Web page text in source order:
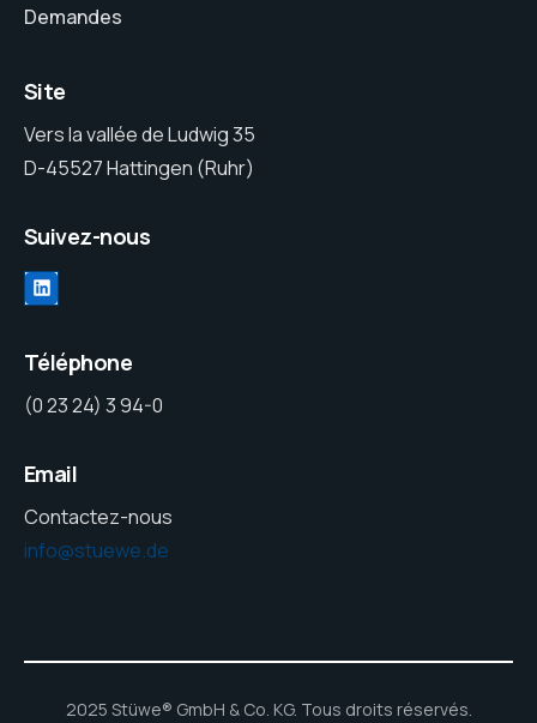
Demandes
Site
Vers la vallée de Ludwig 35
D-45527 Hattingen (Ruhr)
Suivez-nous
Téléphone
(0 23 24) 3 94-0
Email
Contactez-nous
info@stuewe.de
2025 Stüwe® GmbH & Co. KG. Tous droits réservés.